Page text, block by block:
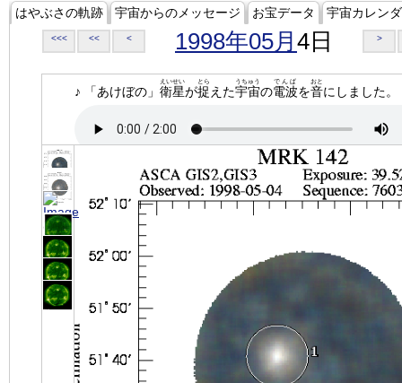
はやぶさの軌跡 宇宙からのメッセージ お宝データ 宇宙カレン
<<< << < 1998年05月 4日 >
♪ 「あけぼの」 衛星
えいせい
が捉
とら
えた宇宙
うちゅう
の電波
でんぱ
を音
おと
にしました。